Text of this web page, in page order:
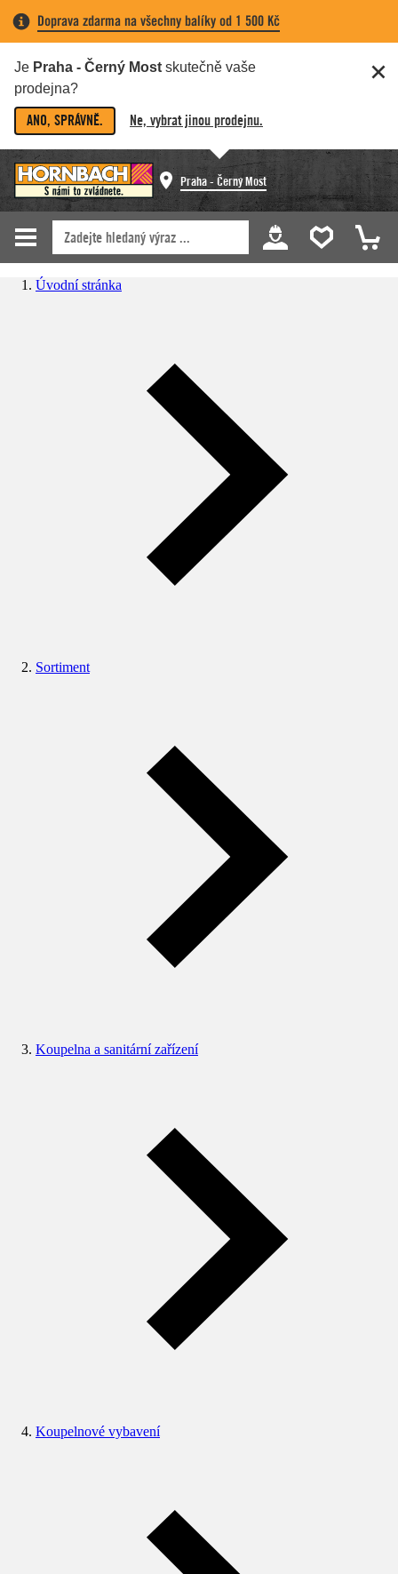
Doprava zdarma na všechny balíky od 1 500 Kč
Je Praha - Černý Most skutečně vaše
prodejna?
ANO, SPRÁVNĚ. Ne, vybrat jinou prodejnu.
Praha - Černý Most
Úvodní stránka
Sortiment
Koupelna a sanitární zařízení
Koupelnové vybavení